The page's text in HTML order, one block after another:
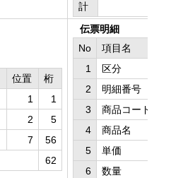
計
位置
桁
1
1
2
5
7
56
62
伝票明細
No
項目名
1
区分
2
明細番号
3
商品コード
4
商品名
5
単価
6
数量